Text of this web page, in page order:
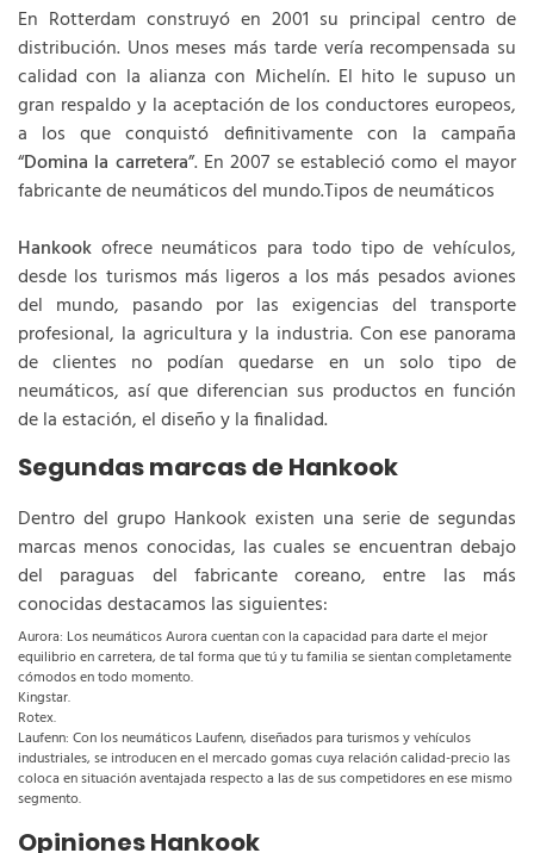
En Rotterdam construyó en 2001 su principal centro de
distribución. Unos meses más tarde vería recompensada su
calidad con la alianza con Michelín. El hito le supuso un
gran respaldo y la aceptación de los conductores europeos,
a los que conquistó definitivamente con la campaña
“Domina la carretera”. En 2007 se estableció como el mayor
fabricante de neumáticos del mundo.Tipos de neumáticos
Hankook ofrece neumáticos para todo tipo de vehículos,
desde los turismos más ligeros a los más pesados aviones
del mundo, pasando por las exigencias del transporte
profesional, la agricultura y la industria. Con ese panorama
de clientes no podían quedarse en un solo tipo de
neumáticos, así que diferencian sus productos en función
de la estación, el diseño y la finalidad.
Segundas marcas de Hankook
Dentro del grupo Hankook existen una serie de segundas
marcas menos conocidas, las cuales se encuentran debajo
del paraguas del fabricante coreano, entre las más
conocidas destacamos las siguientes:
Aurora: Los neumáticos Aurora cuentan con la capacidad para darte el mejor
equilibrio en carretera, de tal forma que tú y tu familia se sientan completamente
cómodos en todo momento.
Kingstar.
Rotex.
Laufenn: Con los neumáticos Laufenn, diseñados para turismos y vehículos
industriales, se introducen en el mercado gomas cuya relación calidad-precio las
coloca en situación aventajada respecto a las de sus competidores en ese mismo
segmento.
Opiniones Hankook